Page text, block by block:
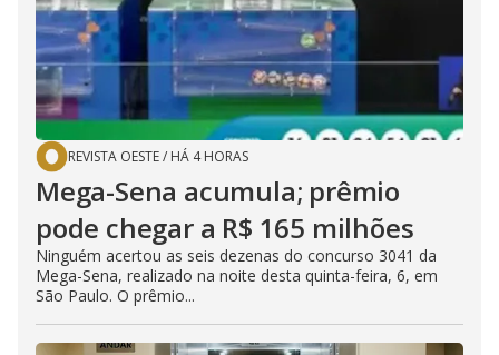
REVISTA OESTE/ HÁ 4 HORAS
Mega-Sena acumula; prêmio
pode chegar a R$ 165 milhões
Ninguém acertou as seis dezenas do concurso 3041 da
Mega-Sena, realizado na noite desta quinta-feira, 6, em
São Paulo. O prêmio...